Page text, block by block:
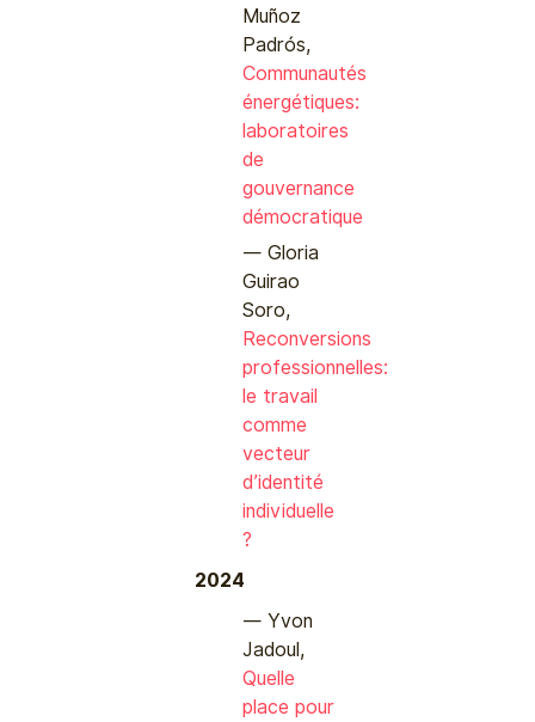
Muñoz
Padrós,
Communautés
énergétiques:
laboratoires
de
gouvernance
démocratique
Gloria
Guirao
Soro,
Reconversions
professionnelles:
le travail
comme
vecteur
d’identité
individuelle
?
2024
Yvon
Jadoul,
Quelle
place pour